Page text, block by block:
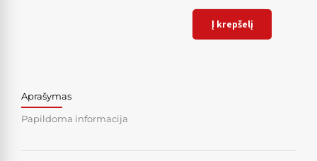
Į krepšelį
Aprašymas
Papildoma informacija